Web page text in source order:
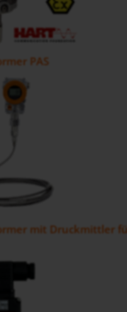
PAS
mit Druckmittler